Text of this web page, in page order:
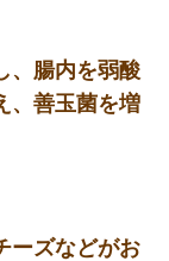
、腸内を弱酸
、善玉菌を増
ーズなどがお